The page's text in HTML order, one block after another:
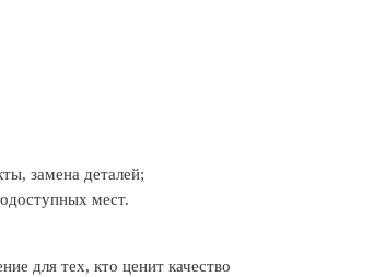
замена деталей;
мест.
для тех, кто ценит качество